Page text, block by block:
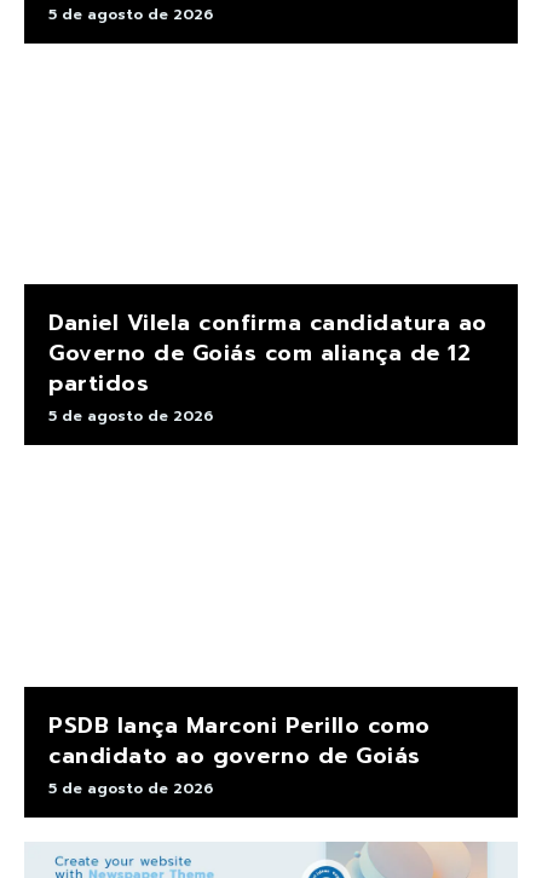
5 de agosto de 2026
Daniel Vilela confirma candidatura ao
Governo de Goiás com aliança de 12
partidos
5 de agosto de 2026
PSDB lança Marconi Perillo como
candidato ao governo de Goiás
5 de agosto de 2026